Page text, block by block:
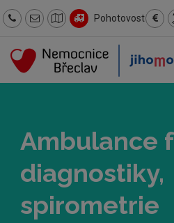
Pohotovost
Ambulance
diagnostiky,
spirometrie